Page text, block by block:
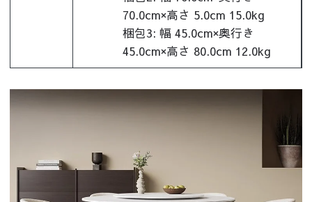
70.0cm×高さ 5.0cm 15.0kg
梱包3: 幅 45.0cm×奥行き
45.0cm×高さ 80.0cm 12.0kg